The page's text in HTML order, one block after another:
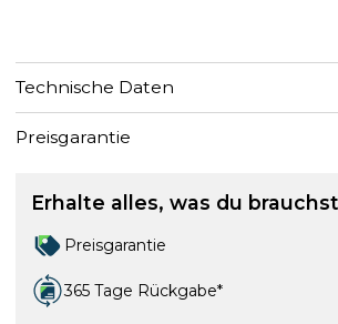
Technische Daten
Preisgarantie
Erhalte alles, was du
Preisgarantie
365 Tage Rückgabe*